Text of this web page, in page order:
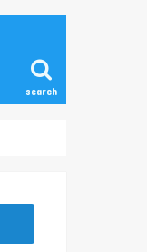
search